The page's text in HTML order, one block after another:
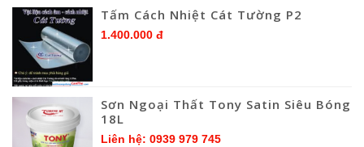
Tấm Cách Nhiệt Cát Tường P2
1.400.000 đ
Sơn Ngoại Thất Tony Satin Siêu Bóng
18L
Liên hệ: 0939 979 745